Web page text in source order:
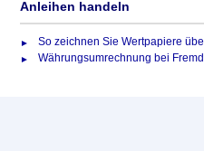
Anleihen handeln
So zeichnen Sie Wertpapiere
Währungsumrechnung bei